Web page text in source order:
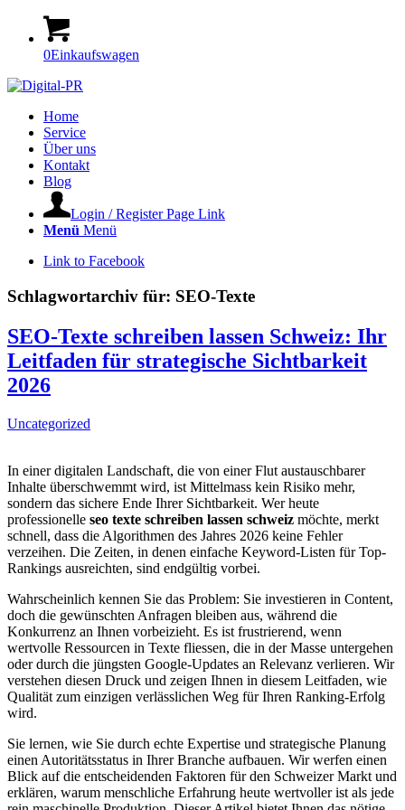
0Einkaufswagen
Home
Service
Über uns
Kontakt
Blog
Login / Register Page Link
Menü Menü
Link to Facebook
Schlagwortarchiv für: SEO-Texte
SEO-Texte schreiben lassen Schweiz: Ihr
Leitfaden für strategische Sichtbarkeit
2026
Uncategorized
In einer digitalen Landschaft, die von einer Flut austauschbarer
Inhalte überschwemmt wird, ist Mittelmass kein Risiko mehr,
sondern das sichere Ende Ihrer Sichtbarkeit. Wer heute
professionelle seo texte schreiben lassen schweiz möchte, merkt
schnell, dass die Algorithmen des Jahres 2026 keine Fehler
verzeihen. Die Zeiten, in denen einfache Keyword-Listen für Top-
Rankings ausreichten, sind endgültig vorbei.
Wahrscheinlich kennen Sie das Problem: Sie investieren in Content,
doch die gewünschten Anfragen bleiben aus, während die
Konkurrenz an Ihnen vorbeizieht. Es ist frustrierend, wenn
wertvolle Ressourcen in Texte fliessen, die in der Masse untergehen
oder durch die jüngsten Google-Updates an Relevanz verlieren. Wir
verstehen diesen Druck und zeigen Ihnen in diesem Leitfaden, wie
Qualität zum einzigen verlässlichen Weg für Ihren Ranking-Erfolg
wird.
Sie lernen, wie Sie durch echte Expertise und strategische Planung
einen Autoritätsstatus in Ihrer Branche aufbauen. Wir werfen einen
Blick auf die entscheidenden Faktoren für den Schweizer Markt und
erklären, warum menschliche Erfahrung heute wertvoller ist als jede